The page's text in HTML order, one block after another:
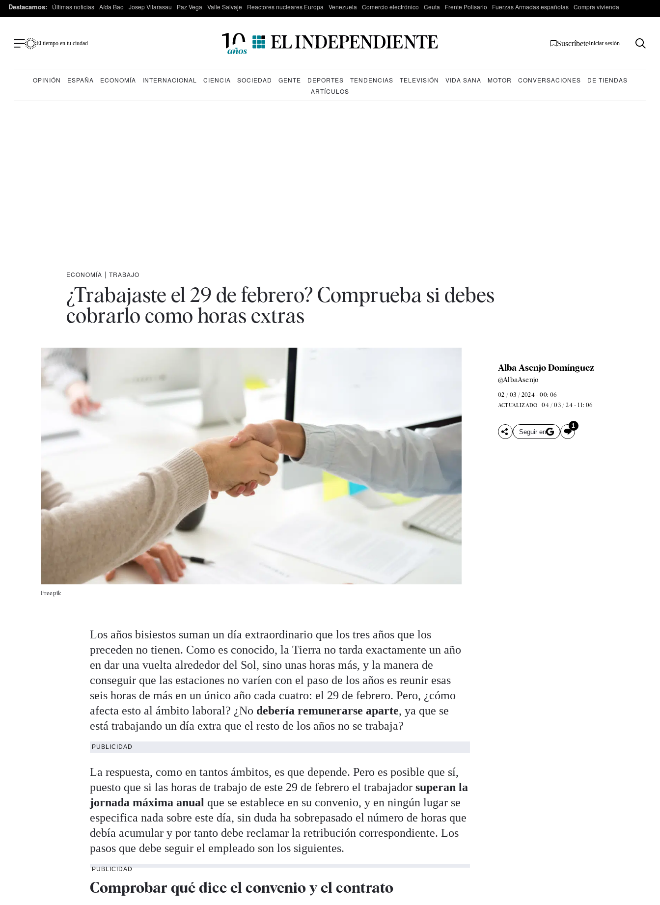
Destacamos: Últimas noticias Aída Bao Josep Vilarasau Paz Vega Valle Salvaje Reactores nucleares Europa Venezuela Comercio electrónico Ceuta Frente Polisario Fuerzas Armadas españolas Compra vivienda
El tiempo en tu ciudad SuscríbeteIniciar sesión
OPINIÓN ESPAÑA ECONOMÍA INTERNACIONAL CIENCIA SOCIEDAD GENTE DEPORTES TENDENCIAS TELEVISIÓN VIDA SANA MOTOR CONVERSACIONES
DE TIENDAS
ARTÍCULOS
ECONOMÍA | TRABAJO
¿Trabajaste el 29 de febrero? Comprueba si debes
cobrarlo como horas extras
Freepik
Alba Asenjo Domínguez
@AlbaAsenjo
02 / 03 / 2024 - 00: 06
ACTUALIZADO 04 / 03 / 24 - 11: 06
Seguir en
1
Los años bisiestos suman un día extraordinario que los tres años que los
preceden no tienen. Como es conocido, la Tierra no tarda exactamente un año
en dar una vuelta alrededor del Sol, sino unas horas más, y la manera de
conseguir que las estaciones no varíen con el paso de los años es reunir esas
seis horas de más en un único año cada cuatro: el 29 de febrero. Pero, ¿cómo
afecta esto al ámbito laboral? ¿No debería remunerarse aparte, ya que se
está trabajando un día extra que el resto de los años no se trabaja?
PUBLICIDAD
La respuesta, como en tantos ámbitos, es que depende. Pero es posible que sí,
puesto que si las horas de trabajo de este 29 de febrero el trabajador superan la
jornada máxima anual que se establece en su convenio, y en ningún lugar se
especifica nada sobre este día, sin duda ha sobrepasado el número de horas que
debía acumular y por tanto debe reclamar la retribución correspondiente. Los
pasos que debe seguir el empleado son los siguientes.
PUBLICIDAD
Comprobar qué dice el convenio y el contrato